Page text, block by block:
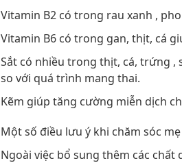
Vitamin B2 có trong rau xanh ,
Vitamin B6 có trong gan, thịt, cá
Sắt có nhiều trong thịt, cá, trứng ,
so với quá trình mang thai.
Kẽm giúp tăng cường miễn dịch
Một số điều lưu ý khi chăm sóc
Ngoài việc bổ sung thêm các